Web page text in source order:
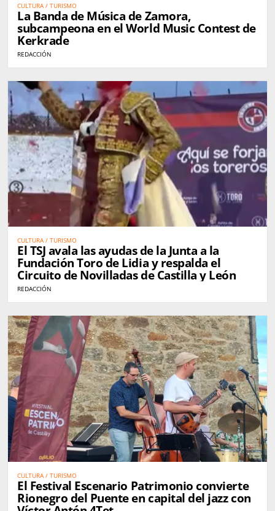
CULTURA / TURISMO
La Banda de Música de Zamora,
subcampeona en el World Music Contest de
Kerkrade
REDACCIÓN
CULTURA / TURISMO
El TSJ avala las ayudas de la Junta a la
Fundación Toro de Lidia y respalda el
Circuito de Novilladas de Castilla y León
REDACCIÓN
CULTURA / TURISMO
El Festival Escenario Patrimonio convierte
Rionegro del Puente en capital del jazz con